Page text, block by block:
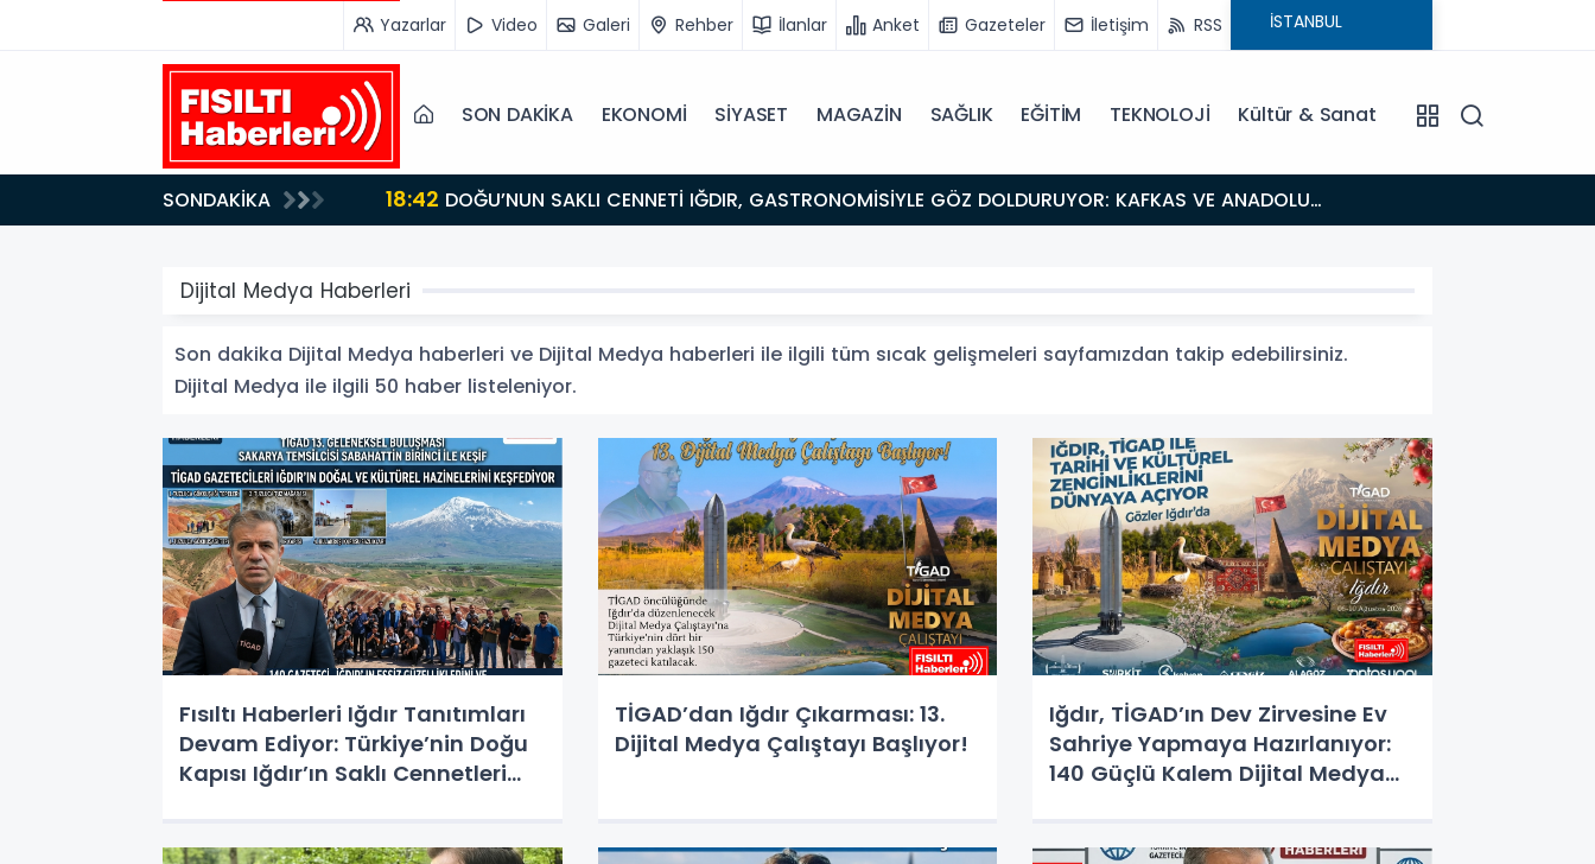
Yazarlar Video Galeri Rehber İlanlar Anket Gazeteler İletişim RSS
SON DAKİKA EKONOMİ SİYASET MAGAZİN SAĞLIK EĞİTİM TEKNOLOJİ Kültür & Sanat
SONDAKİKA 18:26Fısıltı Haberleri Iğdır Tanıtımları Devam Ediyor: Türkiye’nin Doğu Kapısı Iğdır’ın Saklı Cennetleri
Keşfedilmeyi Bekliyor
Dijital Medya Haberleri
Son dakika Dijital Medya haberleri ve Dijital Medya haberleri ile ilgili tüm sıcak gelişmeleri sayfamızdan takip edebilirsiniz.
Dijital Medya ile ilgili 50 haber listeleniyor.
Fısıltı Haberleri Iğdır Tanıtımları
Devam Ediyor: Türkiye’nin Doğu
Kapısı Iğdır’ın Saklı Cennetleri
TİGAD’dan Iğdır Çıkarması: 13.
Dijital Medya Çalıştayı Başlıyor!
Iğdır, TİGAD’ın Dev Zirvesine Ev
Sahriye Yapmaya Hazırlanıyor:
140 Güçlü Kalem Dijital Medya